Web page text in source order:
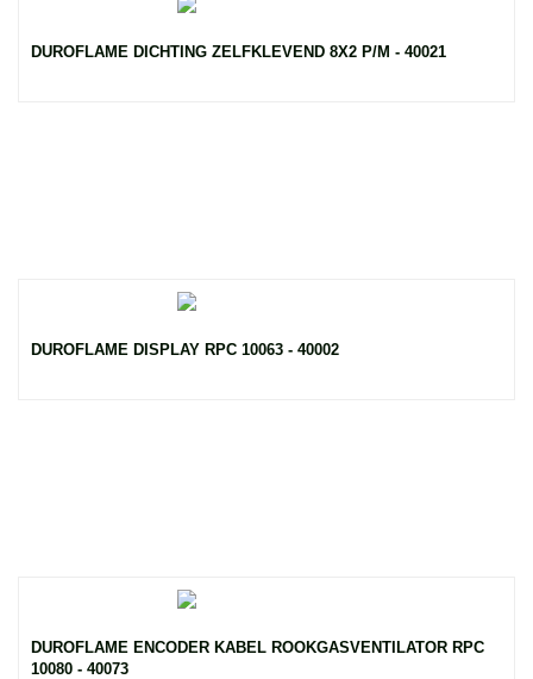
DUROFLAME DICHTING ZELFKLEVEND 8X2 P/M - 40021
DUROFLAME DISPLAY RPC 10063 - 40002
DUROFLAME ENCODER KABEL ROOKGASVENTILATOR RPC
10080 - 40073